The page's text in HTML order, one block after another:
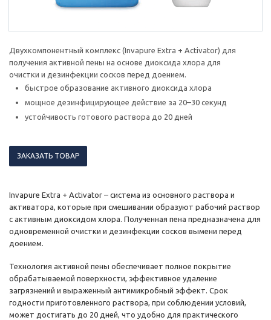
Двухкомпонентный комплекс (Invapure Extra + Activator) для
получения активной пены на основе диоксида хлора для
очистки и дезинфекции сосков перед доением.
быстрое образование активного диоксида хлора
мощное дезинфицирующее действие за 20–30 секунд
устойчивость готового раствора до 20 дней
ЗАКАЗАТЬ ТОВАР
Invapure Extra + Activator – система из основного раствора и
активатора, которые при смешивании образуют рабочий раствор
с активным диоксидом хлора. Полученная пена предназначена для
одновременной очистки и дезинфекции сосков вымени перед
доением.
Технология активной пены обеспечивает полное покрытие
обрабатываемой поверхности, эффективное удаление
загрязнений и выраженный антимикробный эффект. Срок
годности приготовленного раствора, при соблюдении условий,
может достигать до 20 дней, что удобно для практического